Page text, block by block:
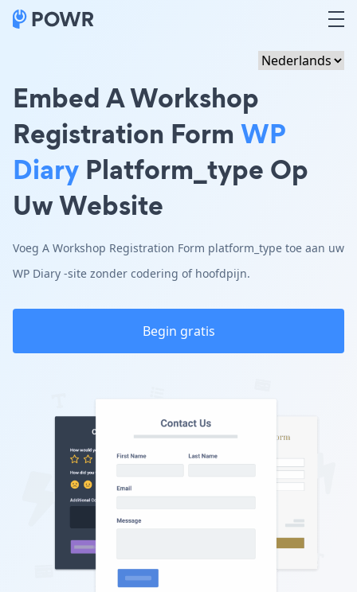
Embed A Workshop
Registration Form WP
Diary Platform_type Op
Uw Website
Voeg A Workshop Registration Form platform_type toe aan uw
WP Diary -site zonder codering of hoofdpijn.
Begin gratis